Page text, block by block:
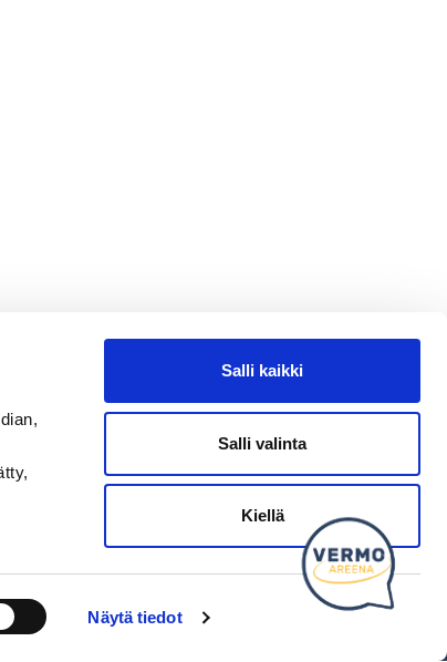
Näytä tiedot
Salli kaikki
Salli valinta
Kiellä
Kysy tapahtumista tai raveista
MEITÄ